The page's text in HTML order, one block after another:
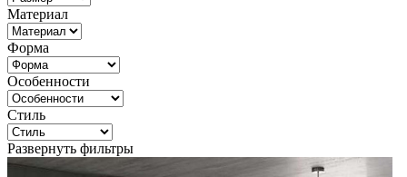
Материал
Форма
Особенности
Стиль
Развернуть фильтры